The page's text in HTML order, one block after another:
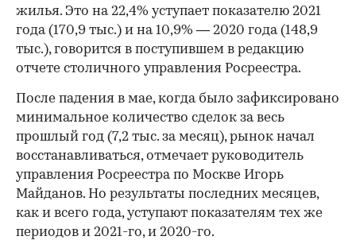
жилья. Это на 22,4% уступает показателю 2021
года (170,9 тыс.) и на 10,9% — 2020 года (148,9
тыс.), говорится в поступившем в редакцию
отчете столичного управления Росреестра.
После падения в мае, когда было зафиксировано
минимальное количество сделок за весь
прошлый год (7,2 тыс. за месяц), рынок начал
восстанавливаться, отмечает руководитель
управления Росреестра по Москве Игорь
Майданов. Но результаты последних месяцев,
как и всего года, уступают показателям тех же
периодов и 2021-го, и 2020-го.